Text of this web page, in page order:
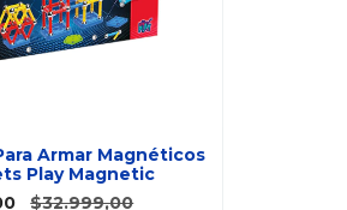
Armar Magnéticos
Play Magnetic
$32.999,00